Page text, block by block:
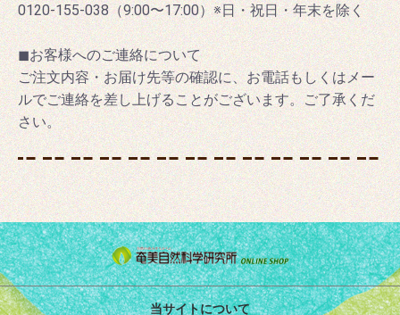
0120-155-038（9:00〜17:00）※日・祝日・年末を除く
◼お客様へのご連絡について
ご注文内容・お届け先等の確認に、お電話もしくはメー
ルでご連絡を差し上げることがございます。ご了承くだ
さい。
当サイトについて